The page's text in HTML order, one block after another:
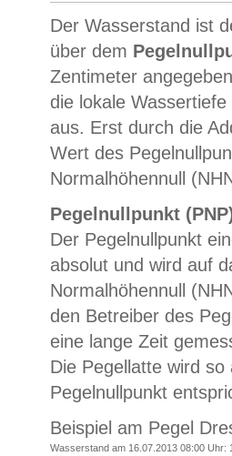
Der Wasserstand ist
über dem
Zentimeter
die lokale
aus. Erst durch die
Wert des
Normalhöhennull
Pegelnullpunkt
Der Pegelnullpunkt
absolut und wird auf
Normalhöhennull
den Betreiber des
eine lange Zeit
Die Pegellatte wird
Pegelnullpunkt
Beispiel am Pegel
Wasserstand am 16.07.2013 08:00 Uhr: